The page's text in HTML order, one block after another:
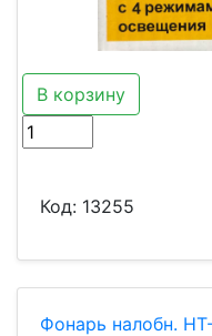
В корзину
Код: 13255
Фонарь налобн.